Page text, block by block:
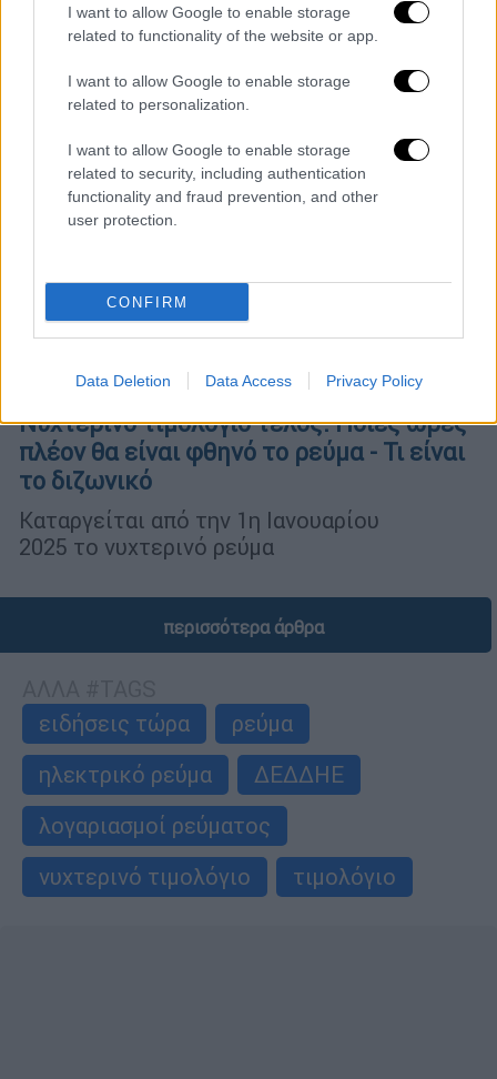
I want to allow Google to enable storage
related to functionality of the website or app.
I want to allow Google to enable storage
related to personalization.
I want to allow Google to enable storage
related to security, including authentication
functionality and fraud prevention, and other
user protection.
CONFIRM
Data Deletion Data Access Privacy Policy
Οικονομία 21.10.2024 05:37
Νυχτερινό τιμολόγιο τέλος: Ποιες ώρες
πλέον θα είναι φθηνό το ρεύμα - Τι είναι
το διζωνικό
Καταργείται από την 1η Ιανουαρίου
2025 το νυχτερινό ρεύμα
περισσότερα άρθρα
ειδήσεις τώρα
ρεύμα
ηλεκτρικό ρεύμα
ΔΕΔΔΗΕ
λογαριασμοί ρεύματος
νυχτερινό τιμολόγιο
τιμολόγιο